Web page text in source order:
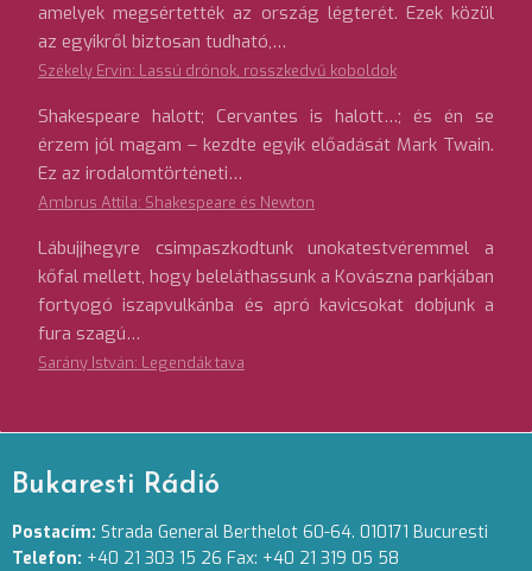
amelyek megsértették az ország légterét. Ezek közül
az egyikről biztosan tudható,…
Székely Ervin: Lassú drónok, rosszkedvű koboldok
Shakespeare halott; Cervantes is halott…; és én se
érzem jól magam – kezdte egyik előadását Mark Twain.
Ez az irodalomtörténeti…
Ambrus Attila: Shakespeare és Newton
Lábujjhegyre csimpaszkodtunk unokatestvéremmel a
kőfal mellett, hogy beleláthassunk a Kovászna parkjában
fortyogó iszapvulkánba és apró kavicsokat dobjunk a
fura szagú…
Sarány István: Legendák tava
Bukaresti Rádió
Postacím: Strada General Berthelot 60-64. 010171 Bucuresti
Telefon: +40 21 303 15 26 Fax: +40 21 319 05 58